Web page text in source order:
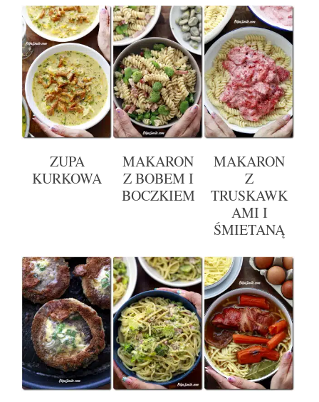
ZUPA
KURKOWA
MAKARON
Z BOBEM I
BOCZKIEM
MAKARON
Z
TRUSKAWK
AMI I
ŚMIETANĄ